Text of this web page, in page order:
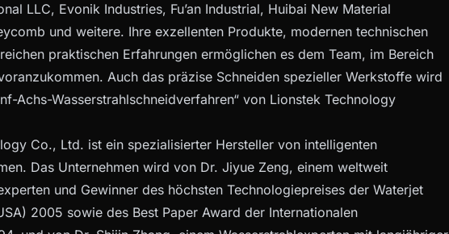
LLC, Evonik Industries, Fu’an Industrial, Huibai New Material
und weitere. Ihre exzellenten Produkte, modernen technischen
praktischen Erfahrungen ermöglichen es dem Team, im Bereich
Auch das präzise Schneiden spezieller Werkstoffe wird
Achs-Wasserstrahlschneidverfahren“ von Lionstek Technology
Co., Ltd. ist ein spezialisierter Hersteller von intelligenten
Das Unternehmen wird von Dr. Jiyue Zeng, einem weltweit
und Gewinner des höchsten Technologiepreises der Waterjet
2005 sowie des Best Paper Award der Internationalen